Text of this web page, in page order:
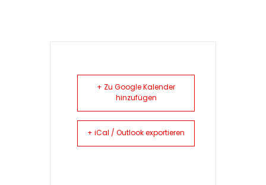
+ Zu Google Kalender
hinzufügen
+ iCal / Outlook exportieren